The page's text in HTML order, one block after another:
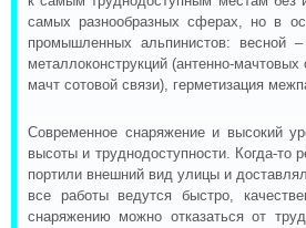
самых разнообразных сферах, но в
промышленных альпинистов: весной
металлоконструкций (антенно-
мачт сотовой связи), герметизация
Современное снаряжение и высокий
высоты и труднодоступности. Когда-то
портили внешний вид улицы и
все работы ведутся быстро,
снаряжению можно отказаться от